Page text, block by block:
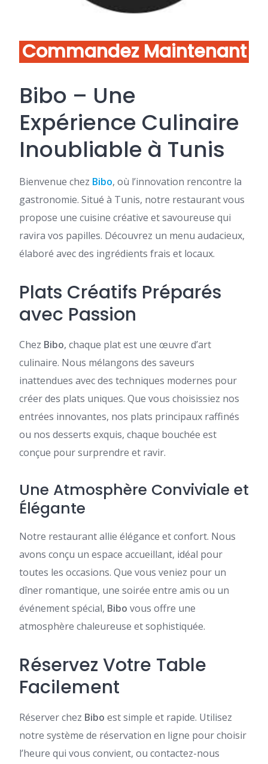
Commandez Maintenant
Bibo – Une
Expérience Culinaire
Inoubliable à Tunis
Bienvenue chez Bibo, où l’innovation rencontre la
gastronomie. Situé à Tunis, notre restaurant vous
propose une cuisine créative et savoureuse qui
ravira vos papilles. Découvrez un menu audacieux,
élaboré avec des ingrédients frais et locaux.
Plats Créatifs Préparés
avec Passion
Chez Bibo, chaque plat est une œuvre d’art
culinaire. Nous mélangons des saveurs
inattendues avec des techniques modernes pour
créer des plats uniques. Que vous choisissiez nos
entrées innovantes, nos plats principaux raffinés
ou nos desserts exquis, chaque bouchée est
conçue pour surprendre et ravir.
Une Atmosphère Conviviale et
Élégante
Notre restaurant allie élégance et confort. Nous
avons conçu un espace accueillant, idéal pour
toutes les occasions. Que vous veniez pour un
dîner romantique, une soirée entre amis ou un
événement spécial, Bibo vous offre une
atmosphère chaleureuse et sophistiquée.
Réservez Votre Table
Facilement
Réserver chez Bibo est simple et rapide. Utilisez
notre système de réservation en ligne pour choisir
l’heure qui vous convient, ou contactez-nous